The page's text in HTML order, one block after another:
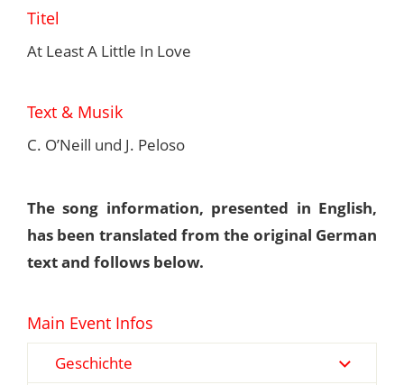
Titel
At Least A Little In Love
Text & Musik
C. O’Neill und J. Peloso
The song information, presented in English,
has been translated from the original German
text and follows below.
Main Event Infos
Geschichte